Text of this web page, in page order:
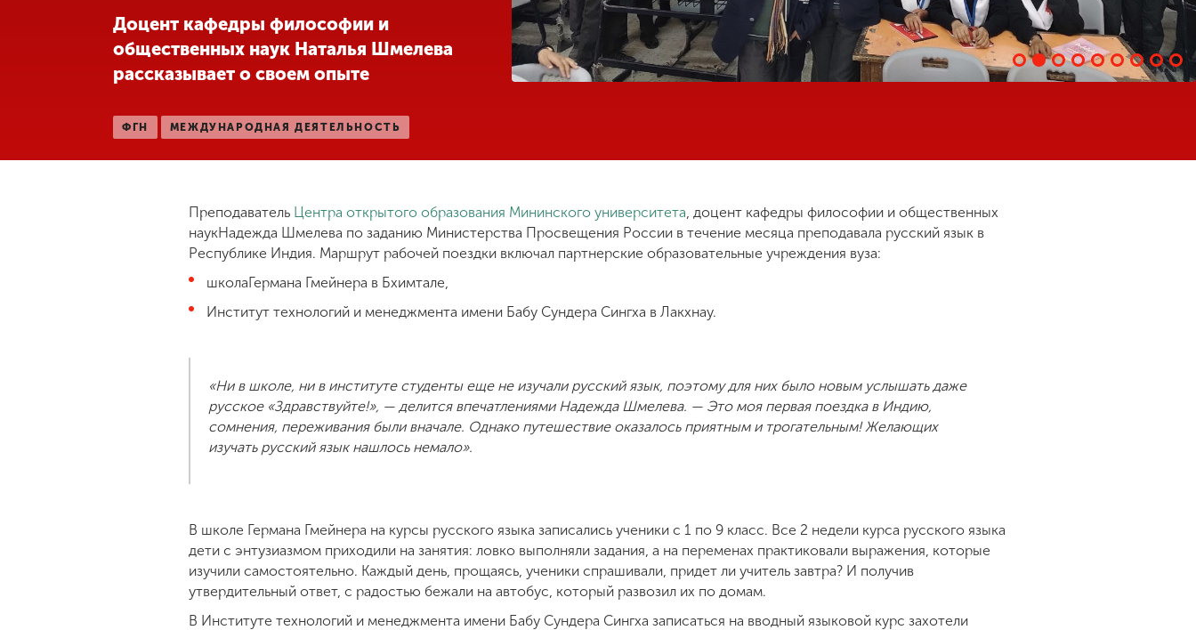
Студенческая
Сведения об
организации
Доцент кафедры философии и
общественных наук Наталья Шмелева
рассказывает о своем опыте
ФГН МЕЖДУНАРОДНАЯ ДЕЯТЕЛЬНОСТЬ
Преподаватель Центра открытого образования Мининского университета, доцент кафедры философии и общественных
наукНадежда Шмелева по заданию Министерства Просвещения России в течение месяца преподавала русский язык в
Республике Индия. Маршрут рабочей поездки включал партнерские образовательные учреждения вуза:
школаГермана Гмейнера в Бхимтале,
Институт технологий и менеджмента имени Бабу Сундера Сингха в Лакхнау.
«Ни в школе, ни в институте студенты еще не изучали русский язык, поэтому для них было новым услышать даже
русское «Здравствуйте!», — делится впечатлениями Надежда Шмелева. — Это моя первая поездка в Индию,
сомнения, переживания были вначале. Однако путешествие оказалось приятным и трогательным! Желающих
изучать русский язык нашлось немало».
В школе Германа Гмейнера на курсы русского языка записались ученики с 1 по 9 класс. Все 2 недели курса русского языка
дети с энтузиазмом приходили на занятия: ловко выполняли задания, а на переменах практиковали выражения, которые
изучили самостоятельно. Каждый день, прощаясь, ученики спрашивали, придет ли учитель завтра? И получив
утвердительный ответ, с радостью бежали на автобус, который развозил их по домам.
В Институте технологий и менеджмента имени Бабу Сундера Сингха записаться на вводный языковой курс захотели